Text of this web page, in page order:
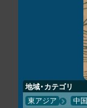
地域・カテゴリ
東アジア 中